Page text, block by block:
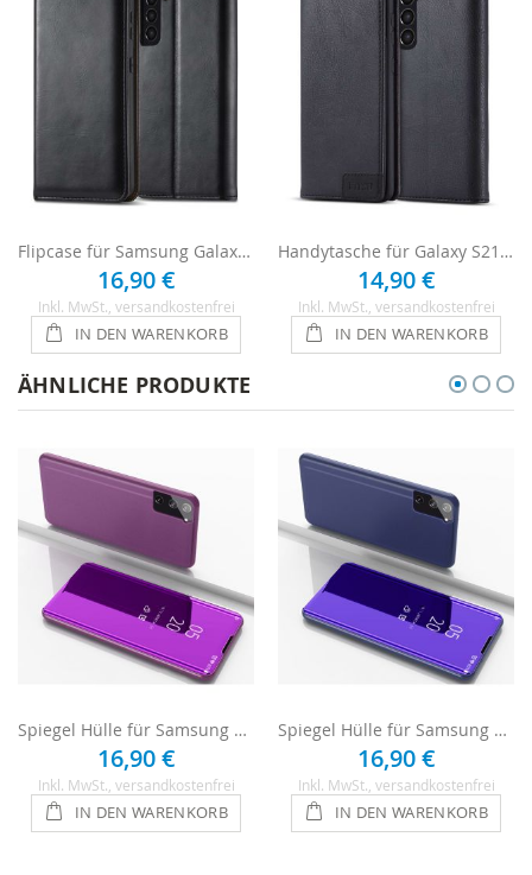
Flipcase für Samsung Galaxy S21 Plus - Schwarz
16,90 €
Inkl. MwSt. , versandkostenfrei
IN DEN WARENKORB
Handytasche für Galaxy S21 Plus Hülle - Schwarz
14,90 €
Inkl. MwSt. , versandkostenfrei
IN DEN WARENKORB
ÄHNLICHE PRODUKTE
Spiegel Hülle für Samsung Galaxy S21 Plus - Pink
16,90 €
Inkl. MwSt. , versandkostenfrei
IN DEN WARENKORB
Spiegel Hülle für Samsung Galaxy S21 Plus - Lila
16,90 €
Inkl. MwSt. , versandkostenfrei
IN DEN WARENKORB